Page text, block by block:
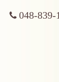
048-839-